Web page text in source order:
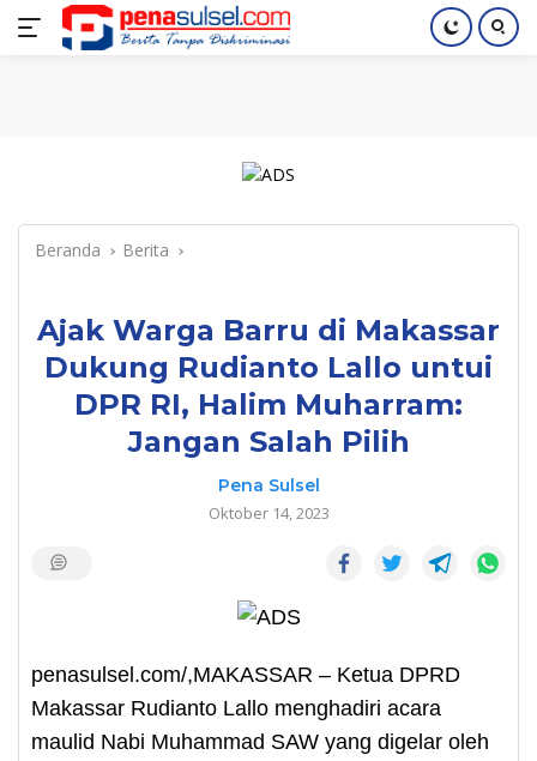
Langsung
Home Nasional Pendidikan Index
Beranda Berita
Ajak Warga Barru di Makassar
Dukung Rudianto Lallo untui
DPR RI, Halim Muharram:
Jangan Salah Pilih
Pena Sulsel
Oktober 14, 2023
penasulsel.com/,MAKASSAR – Ketua DPRD
Makassar Rudianto Lallo menghadiri acara
maulid Nabi Muhammad SAW yang digelar oleh